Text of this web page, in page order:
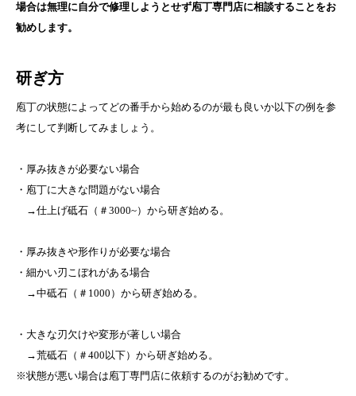
場合は無理に自分で修理しようとせず庖丁専門店に相談することをお
勧めします。
研ぎ方
庖丁の状態によってどの番手から始めるのが最も良いか以下の例を参
考にして判断してみましょう。
・厚み抜きが必要ない場合
・庖丁に大きな問題がない場合
→仕上げ砥石（＃3000~）から研ぎ始める。
・厚み抜きや形作りが必要な場合
・細かい刃こぼれがある場合
→中砥石（＃1000）から研ぎ始める。
・大きな刃欠けや変形が著しい場合
→荒砥石（＃400以下）から研ぎ始める。
※状態が悪い場合は庖丁専門店に依頼するのがお勧めです。